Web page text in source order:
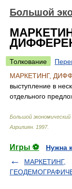
Большой
Толкование
МАРКЕТИНГ,
выступление в
отдельного
Большой
Азрилиян 1997.
Игры ⚽
Нужна
МАРКЕТИНГ,